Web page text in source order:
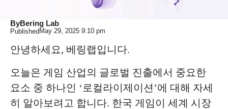
ByBering Lab
Published May 29, 2025 9:10 pm
안녕하세요, 베링랩입니다.
오늘은 게임 산업의 글로벌 진출에서 중요한
요소 중 하나인 ‘로컬라이제이션’에 대해 자세
히 알아보려고 합니다. 한국 게임이 세계 시장